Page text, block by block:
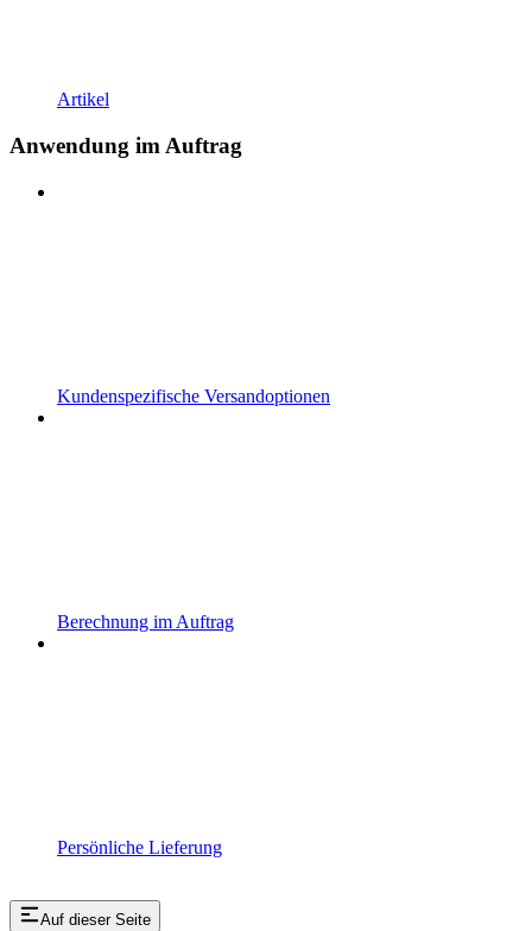
Artikel
Anwendung im Auftrag
Kundenspezifische Versandoptionen
Berechnung im Auftrag
Persönliche Lieferung
Auf dieser Seite